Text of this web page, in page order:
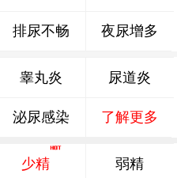
排尿不畅 夜尿增多
睾丸炎 尿道炎
泌尿感染 了解更多
少精 弱精